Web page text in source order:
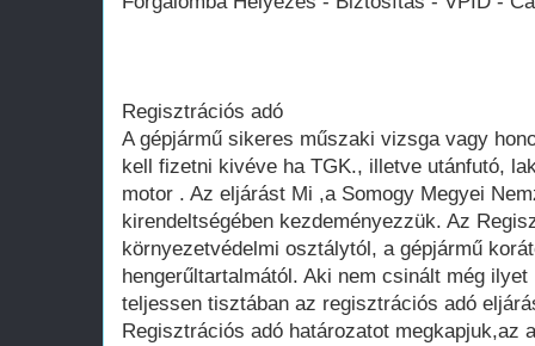
Regisztrációs adó
A gépjármű sikeres műszaki vizsga vagy
kell fizetni kivéve ha TGK., illetve utánfutó,
motor . Az eljárást Mi ,a Somogy Megyei
kirendeltségében kezdeményezzük. Az
környezetvédelmi osztálytól, a gépjármű
hengerűltartalmától. Aki nem csinált még
teljessen tisztában az regisztrációs adó
Regisztrációs adó határozatot megkapjuk,az